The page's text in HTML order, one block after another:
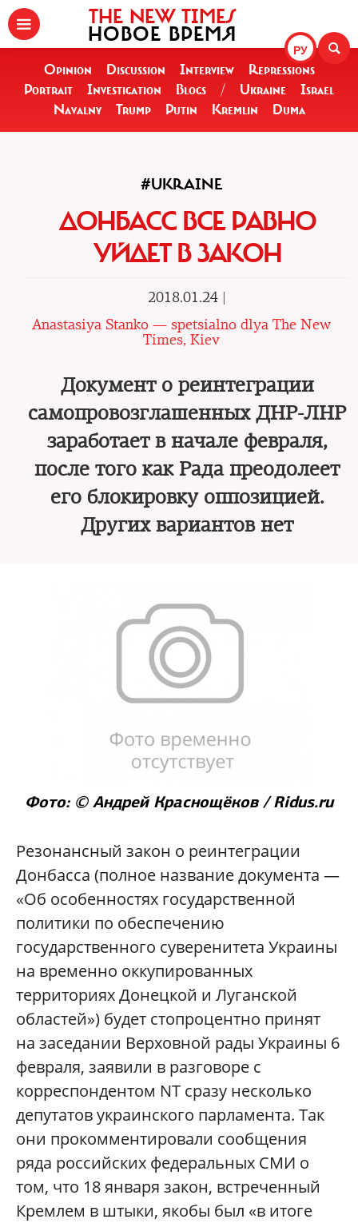
РУ
THE NEW TIMES
НОВОЕ ВРЕМЯ
Opinion Discussion Interview
Repressions
Portrait
Investigation Blogs / Ukraine
Israel
Navalny
Trump Putin Kremlin Duma
#UKRAINE
ДОНБАСС ВСЕ РАВНО
УЙДЕТ В ЗАКОН
2018.01.24 |
Anastasiya Stanko — spetsialno dlya The New
Times, Kiev
Документ о реинтеграции
самопровозглашенных ДНР-ЛНР
заработает в начале февраля,
после того как Рада преодолеет
его блокировку оппозицией.
Других вариантов нет
Фото: © Андрей Краснощёков / Ridus.ru
Резонансный закон о реинтеграции
Донбасса (полное название документа —
«Об особенностях государственной
политики по обеспечению
государственного суверенитета Украины
на временно оккупированных
территориях Донецкой и Луганской
областей») будет стопроцентно принят
на заседании Верховной рады Украины 6
февраля, заявили в разговоре с
корреспондентом NT сразу несколько
депутатов украинского парламента. Так
они прокомментировали сообщения
ряда российских федеральных СМИ о
том, что 18 января закон, встреченный
Кремлем в штыки, якобы был «в итоге